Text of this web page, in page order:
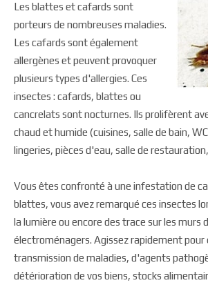
Les blattes et cafards sont
porteurs de nombreuses maladies.
Les cafards sont également
allergènes et peuvent provoquer
plusieurs types d'allergies. Ces
insectes : cafards, blattes ou
cancrelats sont nocturnes. Ils prolifèrent
chaud et humide (cuisines, salle de bain,
lingeries, pièces d'eau, salle de
Vous êtes confronté à une infestation de
blattes, vous avez remarqué ces insectes
la lumière ou encore des trace sur les murs
électroménagers. Agissez rapidement pour
transmission de maladies, d'agents
détérioration de vos biens, stocks